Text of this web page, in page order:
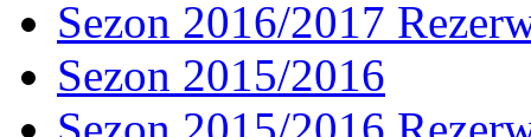
Sezon 2016/2017
Sezon 2015/2016